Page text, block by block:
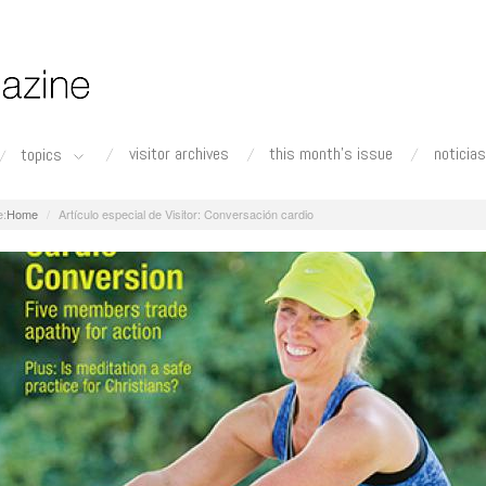
topics visitor archives this month's issue noticias
Home Artículo especial de Visitor: Conversación cardio